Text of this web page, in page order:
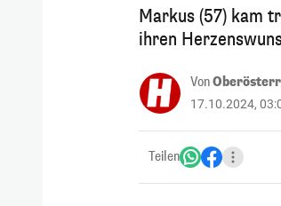
Markus (57) kam
ihren
Von
17.10.2024,
Teilen